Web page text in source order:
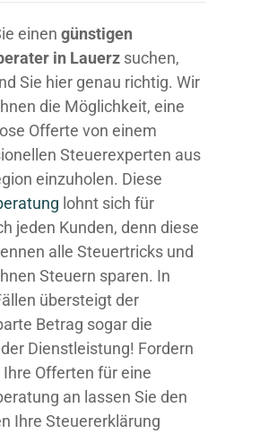
einen günstigen
in Lauerz suchen,
Sie hier genau richtig. Wir
die Möglichkeit, eine
Offerte von einem
Steuerexperten aus
einzuholen. Diese
lohnt sich für
jeden Kunden, denn diese
alle Steuertricks und
Steuern sparen. In
übersteigt der
Betrag sogar die
Dienstleistung! Fordern
Ihre Offerten für eine
an lassen Sie den
Ihre Steuererklärung